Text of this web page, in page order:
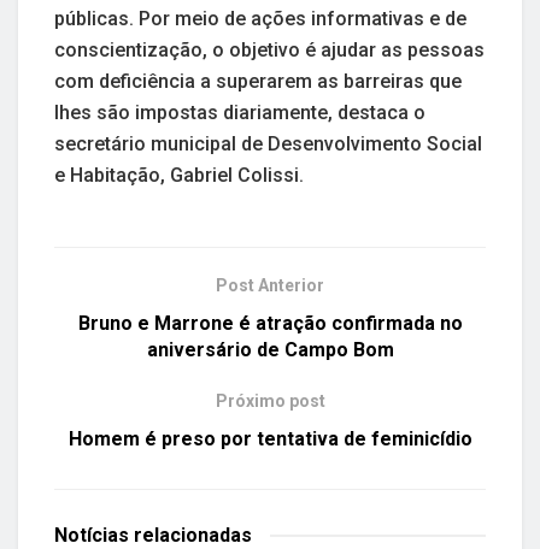
públicas. Por meio de ações informativas e de
conscientização, o objetivo é ajudar as pessoas
com deficiência a superarem as barreiras que
lhes são impostas diariamente, destaca o
secretário municipal de Desenvolvimento Social
e Habitação, Gabriel Colissi.
Post Anterior
Bruno e Marrone é atração confirmada no
aniversário de Campo Bom
Próximo post
Homem é preso por tentativa de feminicídio
Notícias relacionadas